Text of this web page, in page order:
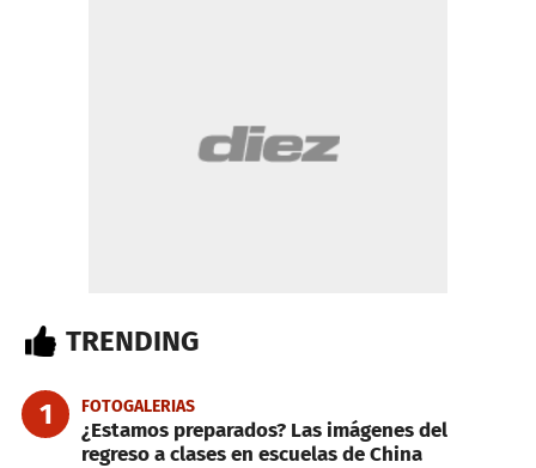
TRENDING
1 FOTOGALERIAS
¿Estamos preparados? Las imágenes del
regreso a clases en escuelas de China